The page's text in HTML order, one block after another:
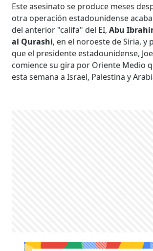
Este asesinato se produce meses
otra operación estadounidense
del anterior "califa" del EI,Abu
al Qurashi, en el noroeste de Siria, y
que el presidente estadounidense,
comience su gira por Oriente Medio
esta semana a Israel, Palestina y